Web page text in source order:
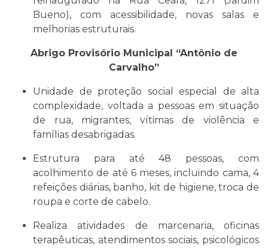
Bueno), com acessibilidade, novas salas e
melhorias estruturais.
Abrigo Provisório Municipal “Antônio de
Carvalho”
Unidade de proteção social especial de alta
complexidade, voltada a pessoas em situação
de rua, migrantes, vítimas de violência e
famílias desabrigadas.
Estrutura para até 48 pessoas, com
acolhimento de até 6 meses, incluindo cama, 4
refeições diárias, banho, kit de higiene, troca de
roupa e corte de cabelo.
Realiza atividades de marcenaria, oficinas
terapêuticas, atendimentos sociais, psicológicos